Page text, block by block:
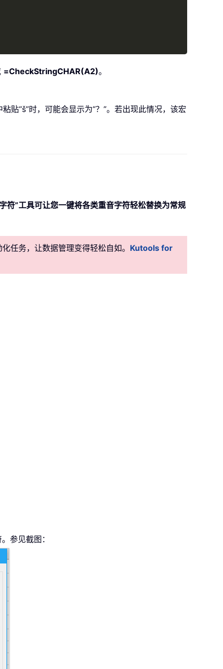
=CheckStringCHAR(A2)。
“š”时，可能会显示为“？”。若出现此情况，该宏
”工具可让您一键将各类重音字符轻松替换为常规
任务，让数据管理变得轻松自如。 Kutools for
参见截图：